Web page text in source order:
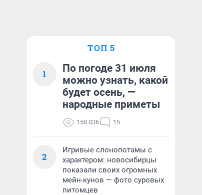
ТОП 5
1
По погоде 31 июля
можно узнать, какой
будет осень, —
народные приметы
158 036 15
2
Игривые слонопотамы с
характером: новосибирцы
показали своих огромных
мейн-кунов — фото суровых
питомцев